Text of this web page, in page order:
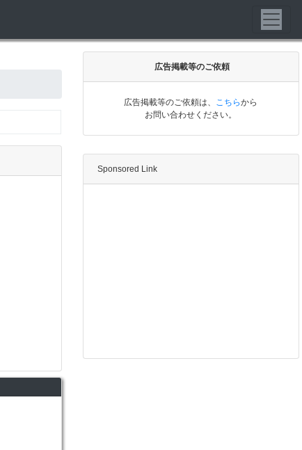
広告掲載等のご依頼
広告掲載等のご依頼は、 こちらから
お問い合わせください。
Sponsored Link